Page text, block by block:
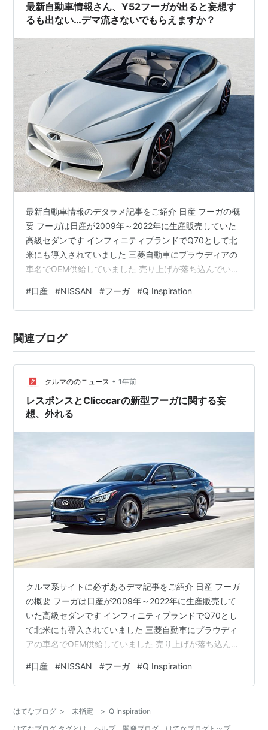
最新自動車情報さん、Y52フーガが出ると妄想す
るも出ない…デマ流さないでもらえますか？
最新自動車情報のデタラメ記事をご紹介 日産 フーガの概
要 フーガは日産が2009年～2022年に生産販売していた
高級セダンです インフィニティブランドでQ70として北
米にも導入されていました 三菱自動車にプラウディアの
車名でOEM供給していました 売り上げが落ち込んでいた
は無く2022年に生産終了となりました 日産「フーガ」
リンク リンク リンク 最新自動車情報(car-repo.jp)が報じ
紹介します 日産 新型 フーガ フルモデルチェンジ 3代目
Y52型 VC-T プロバイロット2.0…
#日産 #NISSAN #フーガ #Q Inspiration
関連ブログ
クルマののニュース • 1年前
レスポンスとClicccarの新型フーガに関する妄
想、外れる
クルマ系サイトに必ずあるデマ記事をご紹介 日産 フーガ
の概要 フーガは日産が2009年～2022年に生産販売して
いた高級セダンです インフィニティブランドでQ70とし
て北米にも導入されていました 三菱自動車にプラウディ
アの車名でOEM供給していました 売り上げが落ち込んで
デルは無く2022年に生産終了となりました 日産「フー
ガ」 リンク リンク リンク アポロニュースが Clicccarで
2025年現在も、新型フーガは発表されていません そのた
#日産 #NISSAN #フーガ #Q Inspiration
はてなブログ > 未指定 > Q Inspiration